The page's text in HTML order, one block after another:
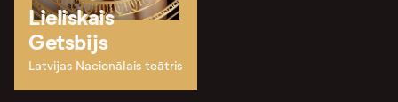
Lieliskais
Getsbijs
Latvijas Nacionālais teātris